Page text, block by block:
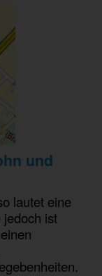
und
lautet eine
ist